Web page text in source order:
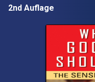
2nd Auflage